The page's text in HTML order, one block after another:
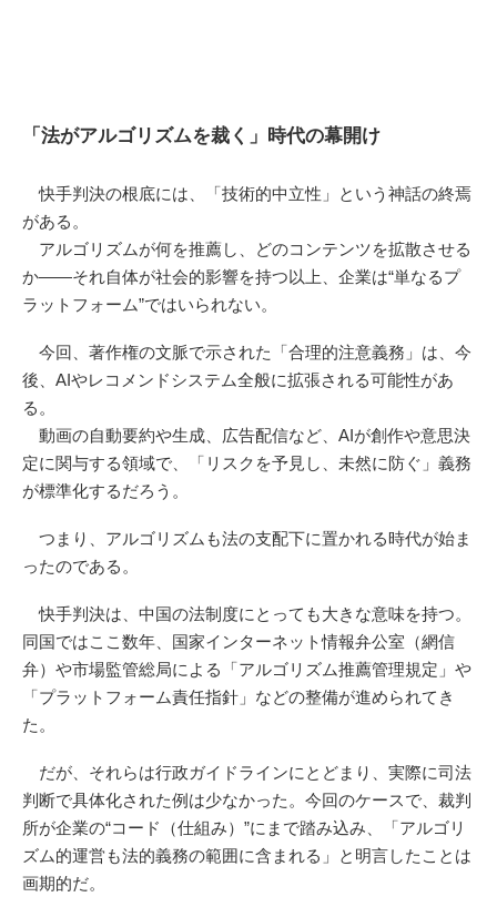
「法がアルゴリズムを裁く」時代の幕開け
快手判決の根底には、「技術的中立性」という神話の終焉
がある。
アルゴリズムが何を推薦し、どのコンテンツを拡散させる
か――それ自体が社会的影響を持つ以上、企業は“単なるプ
ラットフォーム”ではいられない。
今回、著作権の文脈で示された「合理的注意義務」は、今
後、AIやレコメンドシステム全般に拡張される可能性があ
る。
動画の自動要約や生成、広告配信など、AIが創作や意思決
定に関与する領域で、「リスクを予見し、未然に防ぐ」義務
が標準化するだろう。
つまり、アルゴリズムも法の支配下に置かれる時代が始ま
ったのである。
快手判決は、中国の法制度にとっても大きな意味を持つ。
同国ではここ数年、国家インターネット情報弁公室（網信
弁）や市場監管総局による「アルゴリズム推薦管理規定」や
「プラットフォーム責任指針」などの整備が進められてき
た。
だが、それらは行政ガイドラインにとどまり、実際に司法
判断で具体化された例は少なかった。今回のケースで、裁判
所が企業の“コード（仕組み）”にまで踏み込み、「アルゴリ
ズム的運営も法的義務の範囲に含まれる」と明言したことは
画期的だ。